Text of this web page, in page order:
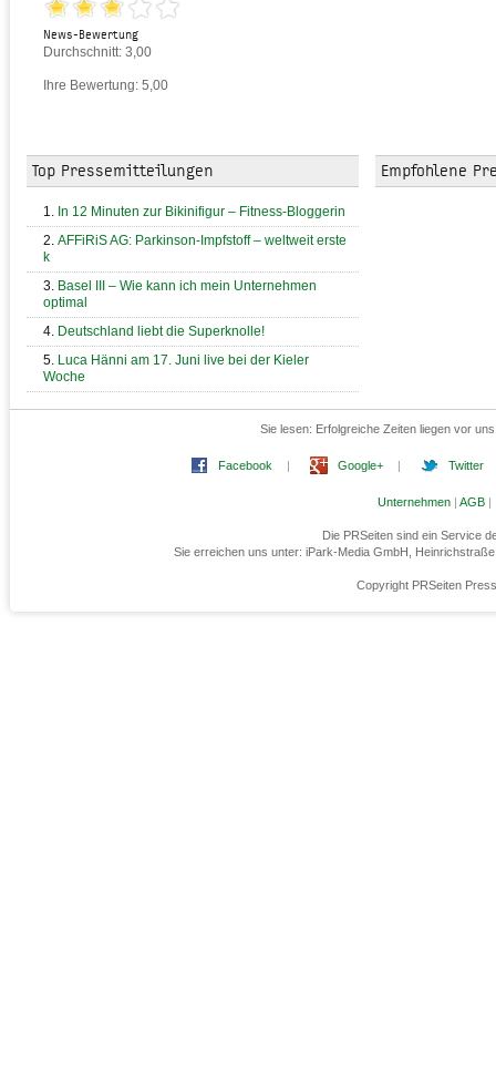
News-Bewertung
Durchschnitt: 3,00
Ihre Bewertung: 5,00
Top Pressemitteilungen
In 12 Minuten zur Bikinifigur – Fitness-Bloggerin
AFFiRiS AG: Parkinson-Impfstoff – weltweit erste
k
Basel III – Wie kann ich mein Unternehmen
optimal
Deutschland liebt die Superknolle!
Luca Hänni am 17. Juni live bei der Kieler
Woche
Empfohlene
Sie lesen: Erfolgreiche Zeiten liegen vor
Facebook | Google+ | Twitter
Unternehmen | AGB |
Die PRSeiten sind ein Service
Sie erreichen uns unter: iPark-Media GmbH,
Copyright PRSeiten